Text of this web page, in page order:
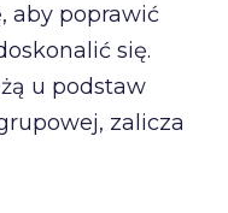
aby poprawić
się.
u podstaw
zalicza